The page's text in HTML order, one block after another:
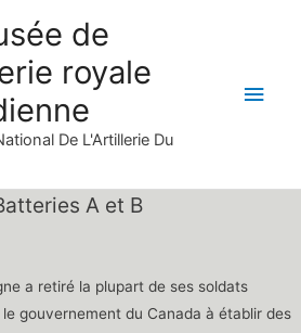
de
royale
De L'Artillerie Du
Main
A et B
a retiré la plupart de ses soldats
gouvernement du Canada à établir des